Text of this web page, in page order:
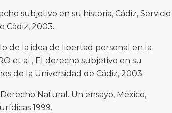
subjetivo en su historia, Cádiz, Servicio
Cádiz, 2003.
de la idea de libertad personal en la
et al., El derecho subjetivo en su
de la Universidad de Cádiz, 2003.
Natural. Un ensayo, México,
1999.